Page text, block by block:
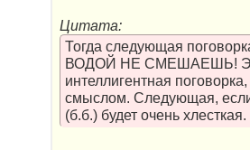
Цитата:
Тогда следующая
ВОДОЙ НЕ СМЕШАЕШЬ!
интеллигентная
смыслом. Следующая,
(б.б.) будет очень хлесткая.